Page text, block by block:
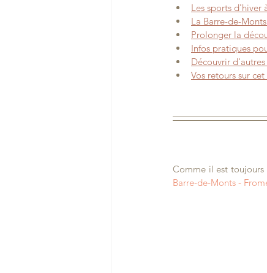
Les sports d'hiver
La Barre-de-
Prolonger la
Infos pratiques
Découvrir
Vos retours sur
Comme il est toujours
Barre-de-Monts -